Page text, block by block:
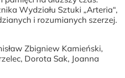
Wydziału Sztuki „Arteria“,
i rozumianych szerzej.
Zbigniew Kamieński,
Dorota Sak, Joanna